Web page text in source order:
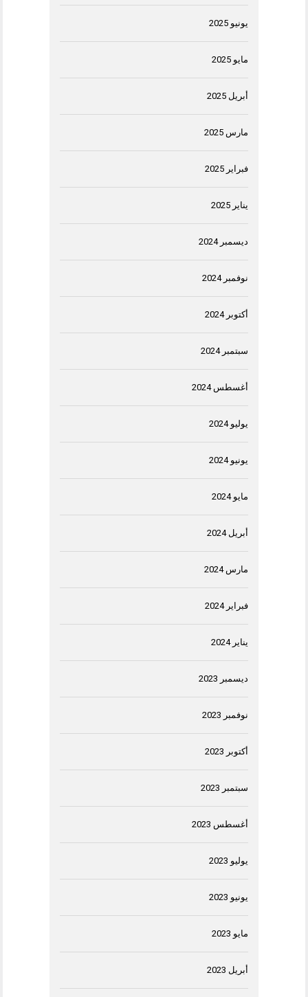
يونيو 2025
مايو 2025
أبريل 2025
مارس 2025
فبراير 2025
يناير 2025
ديسمبر 2024
نوفمبر 2024
أكتوبر 2024
سبتمبر 2024
أغسطس 2024
يوليو 2024
يونيو 2024
مايو 2024
أبريل 2024
مارس 2024
فبراير 2024
يناير 2024
ديسمبر 2023
نوفمبر 2023
أكتوبر 2023
سبتمبر 2023
أغسطس 2023
يوليو 2023
يونيو 2023
مايو 2023
أبريل 2023